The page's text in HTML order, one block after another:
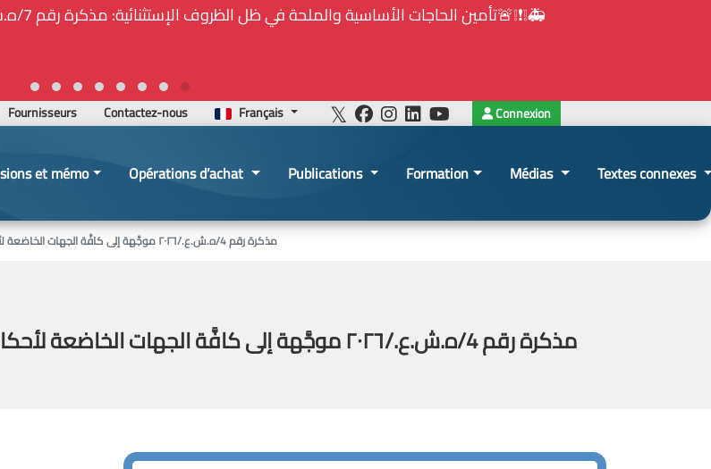
Fournisseurs Contactez-nous Français Connexion
et mémo Opérations d’achat Publications Formation Médias Textes connexes
مذكرة رقم 4/ه.ش.ع./٢٠٢٦ موجَّهة إلى كافَّة الجهات الخاضعة لأحكام قانون الشراء العام بموضوع العرض المرتفع سعره بشكل غير اعتيادي
مذكرة رقم 4/ه.ش.ع./٢٠٢٦ موجَّهة إلى كافَّة الجهات